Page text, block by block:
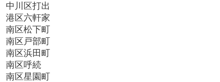
中川区打出
港区六軒家
南区松下町
南区戸部町
南区浜田町
南区呼続
南区星園町